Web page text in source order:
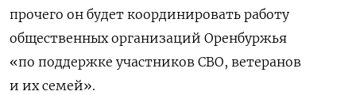
прочего он будет координировать работу
общественных организаций Оренбуржья
«по поддержке участников СВО, ветеранов
и их семей».